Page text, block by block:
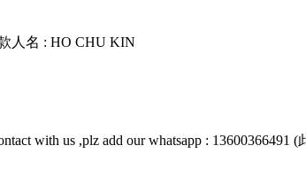
人名 : HO CHU KIN
with us ,plz add our whatsapp :